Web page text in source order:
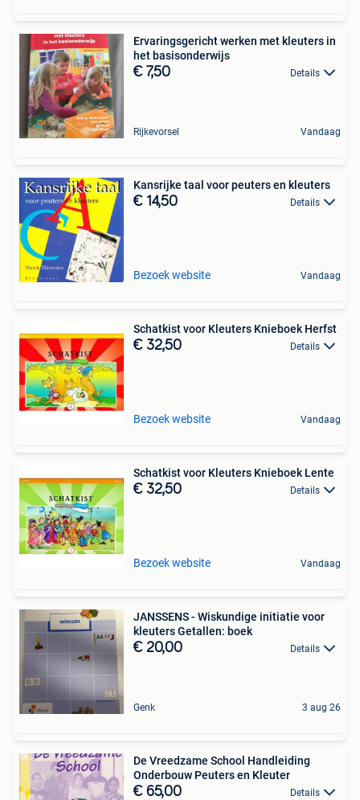
Ervaringsgericht werken met kleuters in
het basisonderwijs
€ 7,50 Details
Rijkevorsel Vandaag
Kansrijke taal voor peuters en kleuters
€ 14,50 Details
Bezoek website Vandaag
Schatkist voor Kleuters Knieboek Herfst
€ 32,50 Details
Bezoek website Vandaag
Schatkist voor Kleuters Knieboek Lente
€ 32,50 Details
Bezoek website Vandaag
JANSSENS - Wiskundige initiatie voor
kleuters Getallen: boek
€ 20,00 Details
Genk 3 aug 26
De Vreedzame School Handleiding
Onderbouw Peuters en Kleuter
€ 65,00 Details